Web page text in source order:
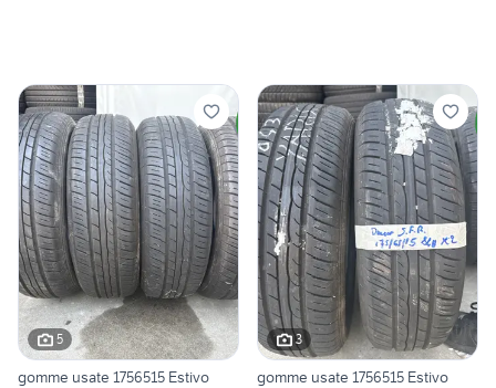
5
gomme usate 1756515 Estivo
3
gomme usate 1756515 Estivo